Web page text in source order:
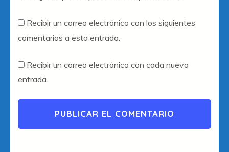
Recibir un correo electrónico con los siguientes
comentarios a esta entrada.
Recibir un correo electrónico con cada nueva
entrada.